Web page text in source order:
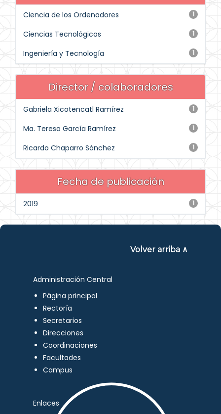
1
Ciencia de los Ordenadores
1
Ciencias Tecnológicas
1
Ingeniería y Tecnología
Director / colaboradores
1
Gabriela Xicotencatl Ramírez
1
Ma. Teresa García Ramírez
1
Ricardo Chaparro Sánchez
Fecha de publicación
1
2019
Volver arriba ∧
Administración Central
Página principal
Rectoría
Secretarios
Direcciones
Coordinaciones
Facultades
Campus
Enlaces